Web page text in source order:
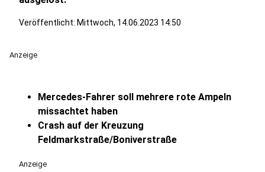
Veröffentlicht: Mittwoch, 14.06.2023 14:50
Anzeige
Mercedes-Fahrer soll mehrere rote Ampeln
missachtet haben
Crash auf der Kreuzung
Feldmarkstraße/Boniverstraße
Anzeige